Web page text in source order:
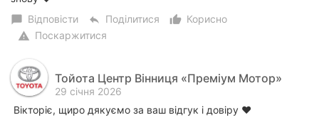
chat_bubble Відповісти reply Поділитися thumb_up_alt
Корисно
warning Поскаржитися
Тойота Центр Вінниця «Преміум Мотор»
29 січня 2026
Вікторіє, щиро дякуємо за ваш відгук і довіру ❤️